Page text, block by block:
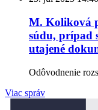
M. Koliková
súdu, prípad
utajené
Odôvodnenie
Viac správ